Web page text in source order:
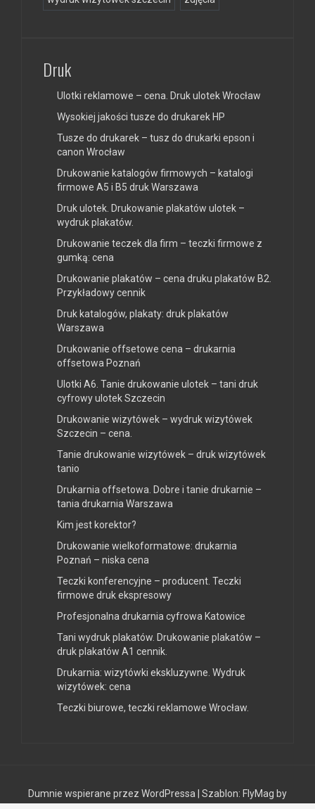
Druk
Ulotki reklamowe – cena. Druk ulotek Wrocław
Wysokiej jakości tusze do drukarek HP
Tusze do drukarek – tusz do drukarki epson i
canon Wrocław
Drukowanie katalogów firmowych – katalogi
firmowe A5 i B5 druk Warszawa
Druk ulotek. Drukowanie plakatów ulotek –
wydruk plakatów.
Drukowanie teczek dla firm – teczki firmowe z
gumką: cena
Drukowanie plakatów – cena druku plakatów B2.
Przykładowy cennik
Druk katalogów, plakaty: druk plakatów
Warszawa
Drukowanie offsetowe cena – drukarnia
offsetowa Poznań
Ulotki A6. Tanie drukowanie ulotek – tani druk
cyfrowy ulotek Szczecin
Drukowanie wizytówek – wydruk wizytówek
Szczecin – cena.
Tanie drukowanie wizytówek – druk wizytówek
tanio
Drukarnia offsetowa. Dobre i tanie drukarnie –
tania drukarnia Warszawa
Kim jest korektor?
Drukowanie wielkoformatowe: drukarnia
Poznań – niska cena
Teczki konferencyjne – producent. Teczki
firmowe druk ekspresowy
Profesjonalna drukarnia cyfrowa Katowice
Tani wydruk plakatów. Drukowanie plakatów –
druk plakatów A1 cennik.
Drukarnia: wizytówki ekskluzywne. Wydruk
wizytówek: cena
Teczki biurowe, teczki reklamowe Wrocław.
Dumnie wspierane przez WordPressa Szablon: FlyMag by